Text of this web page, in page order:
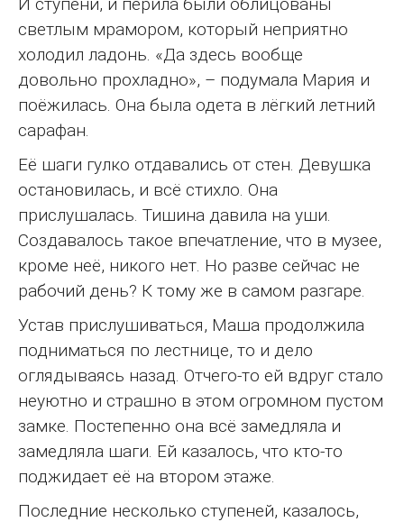
светлым мрамором, который неприятно
холодил ладонь. «Да здесь вообще
довольно прохладно», – подумала Мария и
поёжилась. Она была одета в лёгкий летний
сарафан.
Её шаги гулко отдавались от стен. Девушка
остановилась, и всё стихло. Она
прислушалась. Тишина давила на уши.
Создавалось такое впечатление, что в музее,
кроме неё, никого нет. Но разве сейчас не
рабочий день? К тому же в самом разгаре.
Устав прислушиваться, Маша продолжила
подниматься по лестнице, то и дело
оглядываясь назад. Отчего-то ей вдруг стало
неуютно и страшно в этом огромном пустом
замке. Постепенно она всё замедляла и
замедляла шаги. Ей казалось, что кто-то
поджидает её на втором этаже.
Последние несколько ступеней, казалось,